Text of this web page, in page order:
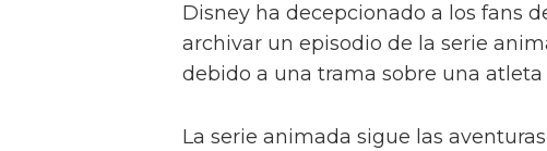
Disney ha decepcionado a los fans
archivar un episodio de la serie
debido a una trama sobre una atleta
La serie animada sigue las